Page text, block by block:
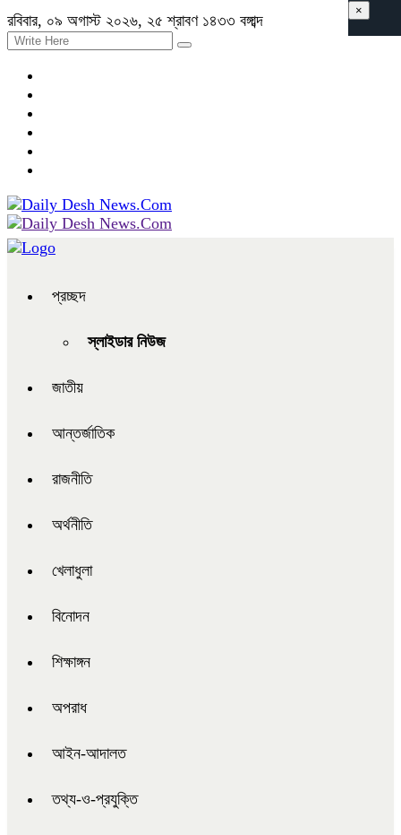
রবিবার, ০৯ অগাস্ট ২০২৬, ২৫ শ্রাবণ ১৪৩৩ বঙ্গাব্দ
প্রচ্ছদ
স্লাইডার নিউজ
জাতীয়
আন্তর্জাতিক
রাজনীতি
অর্থনীতি
খেলাধুলা
বিনোদন
শিক্ষাঙ্গন
অপরাধ
আইন-আদালত
তথ্য-ও-প্রযুক্তি
×